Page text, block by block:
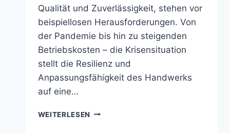
Qualität und Zuverlässigkeit, stehen vor
beispiellosen Herausforderungen. Von
der Pandemie bis hin zu steigenden
Betriebskosten – die Krisensituation
stellt die Resilienz und
Anpassungsfähigkeit des Handwerks
auf eine…
WEITERLESEN HANDWERKSNOT: